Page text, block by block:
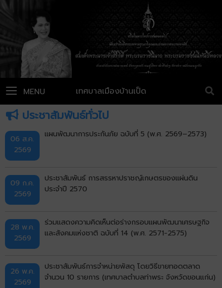
เทศบาลเมืองบ้านเป็ด
MENU
ประชาสัมพันธ์ทั่วไป
06 ส.ค.
2569
แผนพัฒนาการประกันภัย ฉบับที่ 5 (พ.ศ. 2569–2573)
09 ก.ค.
2569
ประชาสัมพันธ์ การสรรหาปราชญ์เกษตรของแผ่นดิน
ประจำปี 2570
28 พ.ค.
2569
ร่วมแสดงความคิดเห็นต่อร่างกรอบแผนพัฒนาเศรษฐกิจ
และสังคมแห่งชาติ ฉบับที่ 14 (พ.ศ. 2571-2575)
26 พ.ค.
2569
ประชาสัมพันธ์การจำหน่ายพัสดุ โดยวิธีขายทอดตลาด
จำนวน 10 รายการ (เทศบาลตำบลท่าพระ จังหวัดขอนแก่น)